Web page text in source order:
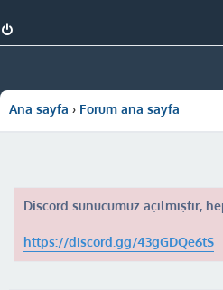
Ana sayfa Forum ana sayfa
Discord sunucumuz açılmıştır,
https://discord.gg/43gGDQe6tS